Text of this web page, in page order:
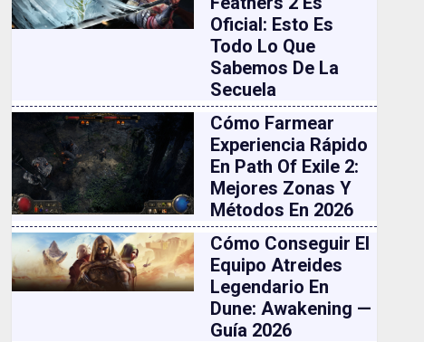
Oficial: Esto Es
Todo Lo Que
Sabemos De La
Secuela
Cómo Farmear
Experiencia Rápido
En Path Of Exile 2:
Mejores Zonas Y
Métodos En 2026
Cómo Conseguir El
Equipo Atreides
Legendario En
Dune: Awakening —
Guía 2026